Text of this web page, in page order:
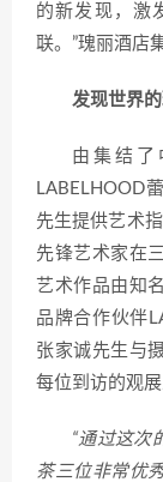
的新发现，激
联。”瑰丽酒店
发现世界
由集结了
LABELHOOD
先生提供艺术
先锋艺术家在
艺术作品由知
品牌合作伙伴
张家诚先生与
每位到访的观
“通过这次
茶三位非常优